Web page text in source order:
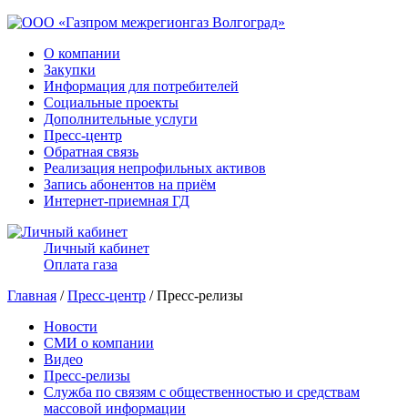
О компании
Закупки
Информация для потребителей
Социальные проекты
Дополнительные услуги
Пресс-центр
Обратная связь
Реализация непрофильных активов
Запись абонентов на приём
Интернет-приемная ГД
Личный кабинет
Оплата газа
Главная /Пресс-центр / Пресс-релизы
Новости
СМИ о компании
Видео
Пресс-релизы
Служба по связям с общественностью и средствам
массовой информации